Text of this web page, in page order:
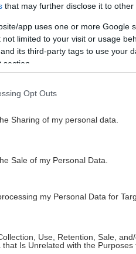
that may further disclose it to other
app uses one or more Google
limited to your visit or usage
its third-party tags to use your
Opt Outs
Sharing of my personal data.
Sale of my Personal Data.
my Personal Data for
Use, Retention, Sale,
Is Unrelated with the Purposes